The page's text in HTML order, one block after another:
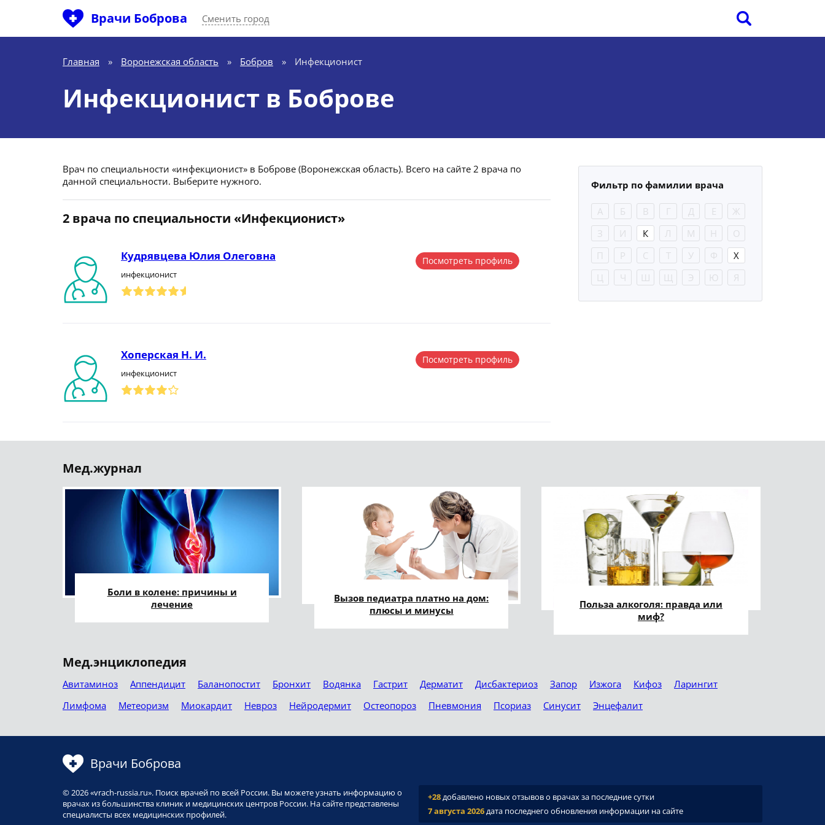
Врачи Боброва Сменить город
Главная » Воронежская область » Бобров » Инфекционист
Инфекционист в Боброве
Врач по специальности «инфекционист» в Боброве (Воронежская область). Всего на сайте 2 врача по
данной специальности. Выберите нужного.
2 врача по специальности «Инфекционист»
Кудрявцева Юлия Олеговна
инфекционист
Посмотреть профиль
Хоперская Н. И.
инфекционист
Посмотреть профиль
Фильтр по фамилии врача
А Б В Г Д Е
Ж
З
И К Л М Н
О
П
Р С Т У Ф
Х
Ц
Ч Ш Щ Э Ю Я
Мед.журнал
Боли в колене: причины и
лечение
Вызов педиатра платно на дом:
плюсы и минусы
Польза алкоголя: правда или
миф?
Мед.энциклопедия
Авитаминоз Аппендицит Баланопостит Бронхит Водянка Гастрит Дерматит Дисбактериоз Запор Изжога Кифоз
Ларингит
Лимфома
Метеоризм Миокардит Невроз Нейродермит Остеопороз Пневмония Псориаз Синусит Энцефалит
Врачи Боброва
© 2026 «vrach-russia.ru». Поиск врачей по всей России. Вы можете узнать информацию о
врачах из большинства клиник и медицинских центров России. На сайте представлены
специалисты всех медицинских профилей.
+28добавлено новых отзывов о врачах за последние сутки
7 августа 2026дата последнего обновления информации на сайте